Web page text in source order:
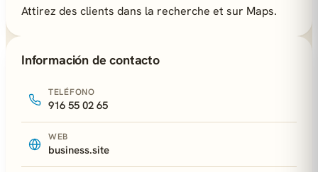
Attirez des clients dans la recherche et sur Maps.
Información de contacto
TELÉFONO
916 55 02 65
WEB
business.site